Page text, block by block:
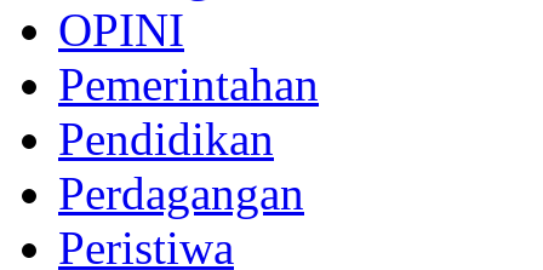
OPINI
Pemerintahan
Pendidikan
Perdagangan
Peristiwa